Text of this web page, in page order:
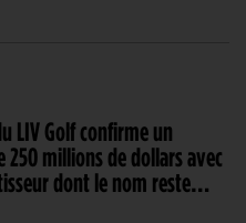
LIV Golf confirme un
250 millions de dollars avec
dont le nom reste…